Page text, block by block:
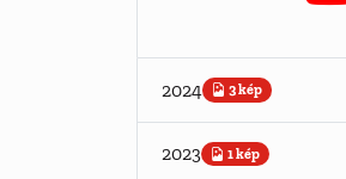
2024 3 kép
2023 1 kép